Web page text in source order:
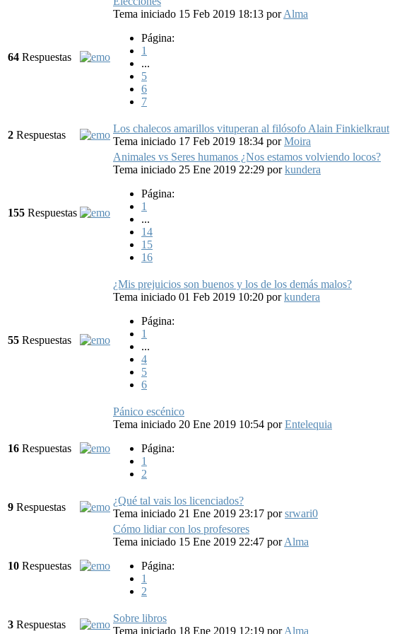
64 Respuestas
Tema iniciado 15 Feb 2019 18:13 porAlma
Página:
1
...
5
6
7
2 Respuestas
Los chalecos amarillos vituperan al filósofo Alain Finkielkraut
Tema iniciado 17 Feb 2019 18:34 porMoira
155 Respuestas
Animales vs Seres humanos ¿Nos estamos volviendo locos?
Tema iniciado 25 Ene 2019 22:29 porkundera
Página:
1
...
14
15
16
55 Respuestas
¿Mis prejuicios son buenos y los de los demás malos?
Tema iniciado 01 Feb 2019 10:20 porkundera
Página:
1
...
4
5
6
16 Respuestas
Pánico escénico
Tema iniciado 20 Ene 2019 10:54 porEntelequia
Página:
1
2
9 Respuestas
¿Qué tal vais los licenciados?
Tema iniciado 21 Ene 2019 23:17 porsrwari0
10 Respuestas
Cómo lidiar con los profesores
Tema iniciado 15 Ene 2019 22:47 porAlma
Página:
1
2
3 Respuestas
Sobre libros
Tema iniciado 18 Ene 2019 12:19 porAlma